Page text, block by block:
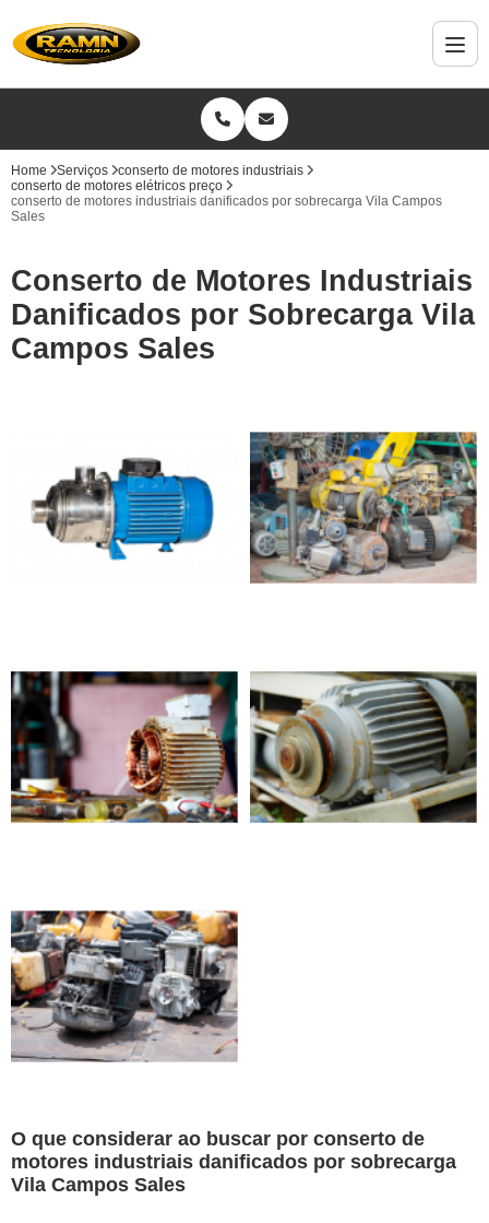
Home Serviços
conserto de motores industriais
conserto de motores elétricos preço
conserto de motores industriais danificados por sobrecarga Vila Campos
Sales
Conserto de Motores Industriais
Danificados por Sobrecarga Vila
Campos Sales
O que considerar ao buscar por conserto de
motores industriais danificados por sobrecarga
Vila Campos Sales